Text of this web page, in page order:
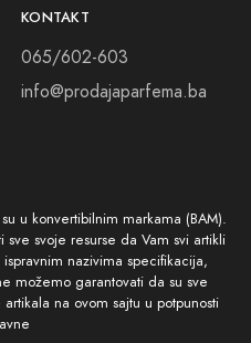
KONTAKT
065/602-603
info@prodajaparfema.ba
u konvertibilnim markama (BAM).
svoje resurse da Vam svi artikli
nazivima specifikacija,
možemo garantovati da su sve
na ovom sajtu u potpunosti